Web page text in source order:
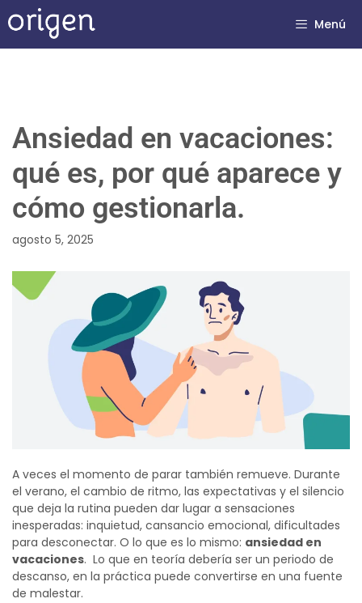
Menú
Ansiedad en vacaciones:
qué es, por qué aparece y
cómo gestionarla.
agosto 5, 2025
A veces el momento de parar también remueve. Durante
el verano, el cambio de ritmo, las expectativas y el silencio
que deja la rutina pueden dar lugar a sensaciones
inesperadas: inquietud, cansancio emocional, dificultades
para desconectar. O lo que es lo mismo: ansiedad en
vacaciones. Lo que en teoría debería ser un periodo de
descanso, en la práctica puede convertirse en una fuente
de malestar.